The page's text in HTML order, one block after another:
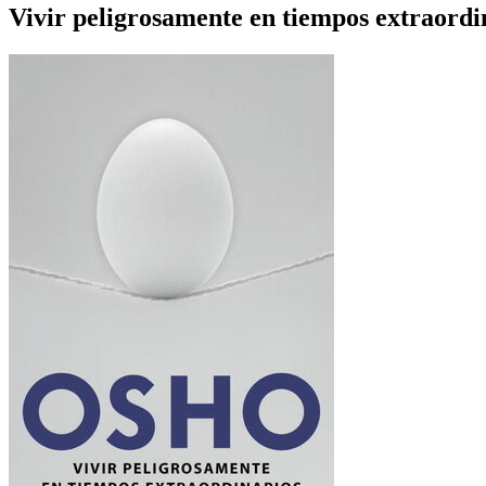
Vivir peligrosamente en tiempos